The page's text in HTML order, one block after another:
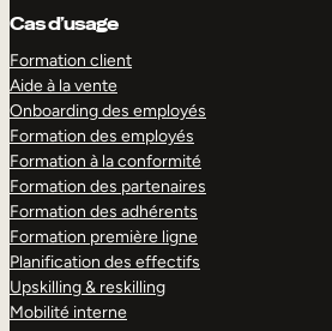
Cas d’usage
Formation client
Aide à la vente
Onboarding des employés
Formation des employés
Formation à la conformité
Formation des partenaires
Formation des adhérents
Formation première ligne
Planification des effectifs
Upskilling & reskilling
Mobilité interne